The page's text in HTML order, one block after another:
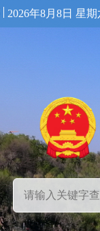
2026年8月8日 星期